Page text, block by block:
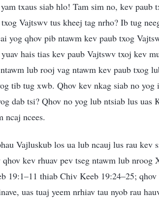
txaus siab hlo! Tam sim no, kev paub
Vajtswv tus kheej tag nrho? Ib tug
yog qhov pib ntawm kev paub txog
hais tias kev paub Vajtswv txoj kev
lub rooj vag ntawm kev paub txog
tib tug xwb. Qhov kev nkag siab no yog
dab tsi? Qhov no yog lub ntsiab lus uas
ncees.
Vajluskub los ua lub ncauj lus rau kev
kev rhuav pev tseg ntawm lub nroog
19:1–11 thiab Chiv Keeb 19:24–25;
uas tuaj yeem nrhiav tau nyob rau